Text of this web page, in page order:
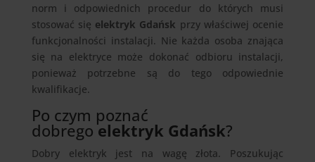
norm i odpowiednich procedur do których musi
stosować się elektryk Gdańsk przy właściwej ocenie
funkcjonalności instalacji. Nie każda osoba znająca
się na elektryce może dokonać odbioru instalacji,
ponieważ potrzebne są do tego odpowiednie
kwalifikacje.
Po czym poznać
dobregoelektryk Gdańsk?
Dobry elektryk jest na wagę złota. Poszukując